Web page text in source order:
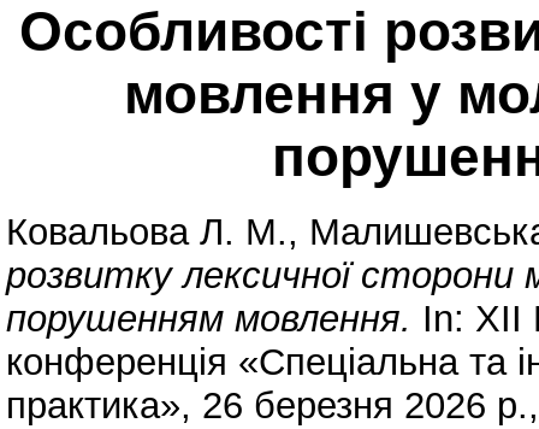
Особливості
мовлення у
Ковальова Л. М.,
розвитку лексичної
порушенням мовлення. In: XII
конференція «Спеціальна та
практика», 26 березня 2026